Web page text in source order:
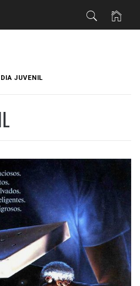
JUVENIL